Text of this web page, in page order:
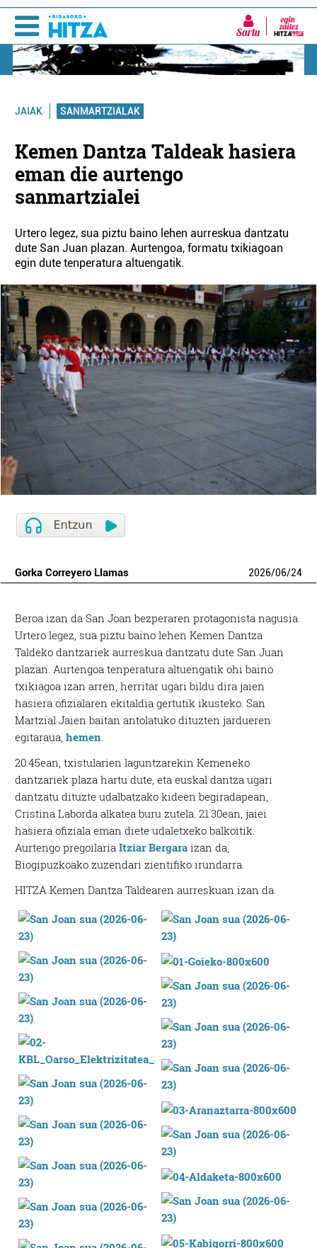
Sartu
JAIAK SANMARTZIALAK
Kemen Dantza Taldeak hasiera
eman die aurtengo
sanmartzialei
Urtero legez, sua piztu baino lehen aurreskua dantzatu
dute San Juan plazan. Aurtengoa, formatu txikiagoan
egin dute tenperatura altuengatik.
Gorka Correyero Llamas 2026/06/24
Beroa izan da San Joan bezperaren protagonista nagusia.
Urtero legez, sua piztu baino lehen Kemen Dantza
Taldeko dantzariek aurreskua dantzatu dute San Juan
plazan. Aurtengoa tenperatura altuengatik ohi baino
txikiagoa izan arren, herritar ugari bildu dira jaien
hasiera ofizialaren ekitaldia gertutik ikusteko. San
Martzial Jaien baitan antolatuko dituzten jardueren
egitaraua,hemen.
20:45ean, txistularien laguntzarekin Kemeneko
dantzariek plaza hartu dute, eta euskal dantza ugari
dantzatu dituzte udalbatzako kideen begiradapean,
Cristina Laborda alkatea buru zutela. 21:30ean, jaiei
hasiera ofiziala eman diete udaletxeko balkoitik.
Aurtengo pregoilariaItziar Bergara izan da,
Biogipuzkoako zuzendari zientifiko irundarra.
HITZA Kemen Dantza Taldearen aurreskuan izan da.